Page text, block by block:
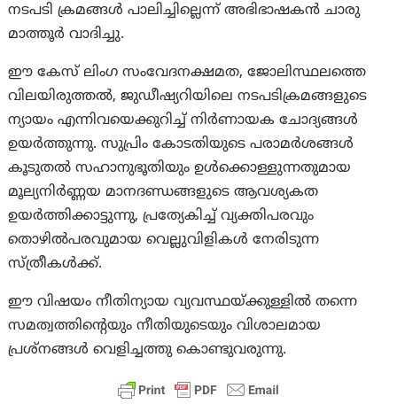
നടപടി ക്രമങ്ങൾ പാലിച്ചില്ലെന്ന് അഭിഭാഷകൻ ചാരു
മാത്തൂർ വാദിച്ചു.
ഈ കേസ് ലിംഗ സംവേദനക്ഷമത, ജോലിസ്ഥലത്തെ
വിലയിരുത്തൽ, ജുഡീഷ്യറിയിലെ നടപടിക്രമങ്ങളുടെ
ന്യായം എന്നിവയെക്കുറിച്ച് നിർണായക ചോദ്യങ്ങൾ
ഉയർത്തുന്നു. സുപ്രിം കോടതിയുടെ പരാമർശങ്ങൾ
കൂടുതൽ സഹാനുഭൂതിയും ഉൾക്കൊള്ളുന്നതുമായ
മൂല്യനിർണ്ണയ മാനദണ്ഡങ്ങളുടെ ആവശ്യകത
ഉയർത്തിക്കാട്ടുന്നു, പ്രത്യേകിച്ച് വ്യക്തിപരവും
തൊഴിൽപരവുമായ വെല്ലുവിളികൾ നേരിടുന്ന
സ്ത്രീകൾക്ക്.
ഈ വിഷയം നീതിന്യായ വ്യവസ്ഥയ്ക്കുള്ളിൽ തന്നെ
സമത്വത്തിൻ്റെയും നീതിയുടെയും വിശാലമായ
പ്രശ്‌നങ്ങൾ വെളിച്ചത്തു കൊണ്ടുവരുന്നു.